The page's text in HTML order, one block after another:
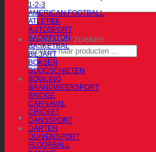
Producten zoeken
1-2-3
AMERICAN FOOTBALL
ATLETIEK
AUTOSPORT
BADMINTON
BASKETBAL
BILJART
BOKSEN
BOOGSCHIETEN
BOWLING
BRANDWEERSPORT
BRIDGE
CARNAVAL
CRICKET
DANSSPORT
DARTEN
DUIVENSPORT
FLOORBALL